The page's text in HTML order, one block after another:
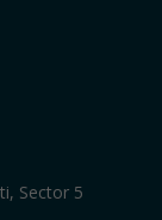
Sector 5